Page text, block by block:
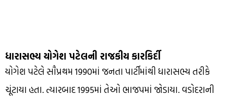
ધારાસભ્ય યોગેશ પટેલની રાજકીય કારકિર્દી
યોગેશ પટેલે સૌપ્રથમ 1990માં જનતા પાર્ટીમાંથી ધારાસભ્ય તરીકે
ચૂંટાયા હતા. ત્યારબાદ 1995માં તેઓ ભાજપમાં જોડાયા. વડોદરાની